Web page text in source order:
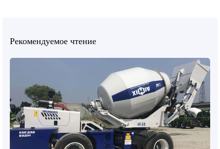
Рекомендуемое чтение